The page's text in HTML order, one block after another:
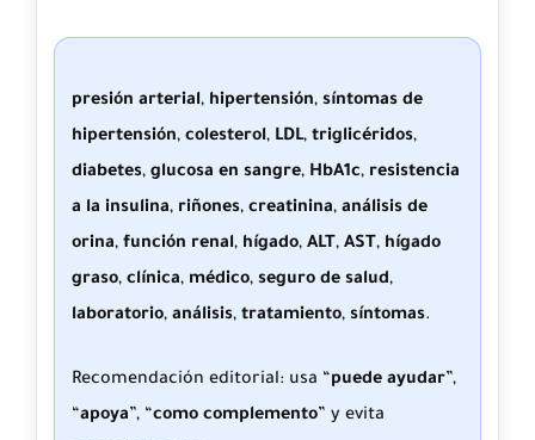
presión arterial, hipertensión, síntomas de
hipertensión, colesterol, LDL, triglicéridos,
diabetes, glucosa en sangre, HbA1c, resistencia
a la insulina, riñones, creatinina, análisis de
orina, función renal, hígado, ALT, AST, hígado
graso, clínica, médico, seguro de salud,
laboratorio, análisis, tratamiento, síntomas.
Recomendación editorial: usa “puede ayudar”,
“apoya”, “como complemento” y evita